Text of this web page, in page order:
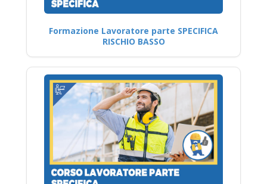
Formazione Lavoratore parte SPECIFICA
RISCHIO BASSO